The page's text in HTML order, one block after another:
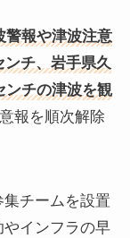
警報や津波注意
ンチ、岩手県久
ンチの津波を観
報を順次解除
チームを設置
やインフラの早